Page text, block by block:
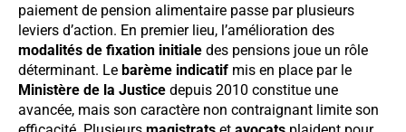
paiement de pension alimentaire passe par plusieurs
leviers d’action. En premier lieu, l’amélioration des
modalités de fixation initiale des pensions joue un rôle
déterminant. Le barème indicatif mis en place par le
Ministère de la Justice depuis 2010 constitue une
avancée, mais son caractère non contraignant limite son